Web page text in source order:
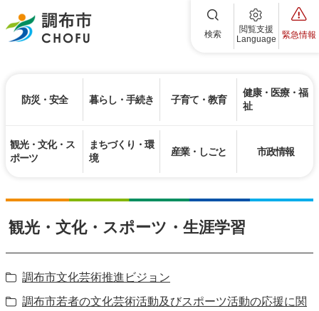
調布市 検索
閲覧支援
Language
緊急情報
防災・安全 暮らし・手続き 子育て・教育
健康・医療・福
祉
観光・文化・ス
ポーツ
まちづくり・環
境
産業・しごと 市政情報
観光・文化・スポーツ・生涯学習
調布市文化芸術推進ビジョン
調布市若者の文化芸術活動及びスポーツ活動の応援に関